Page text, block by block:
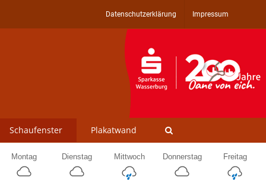
Datenschutzerklärung Impressum
Schaufenster Plakatwand